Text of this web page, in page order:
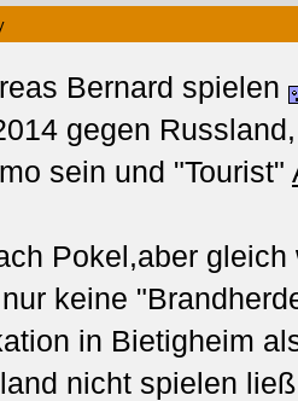
Bernard spielen
gegen
sein und "Tourist"
Pokel,aber
keine
in Bietigheim
nicht spielen